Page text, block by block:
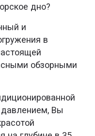
дно?
и
в
обзорными
Вы